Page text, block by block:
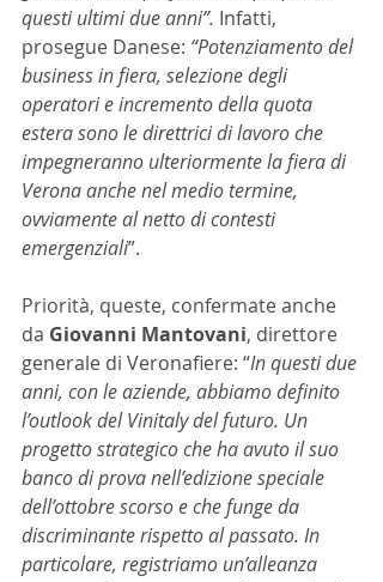
questi ultimi due anni”. Infatti,
prosegue Danese: “Potenziamento del
business in fiera, selezione degli
operatori e incremento della quota
estera sono le direttrici di lavoro che
impegneranno ulteriormente la fiera di
Verona anche nel medio termine,
ovviamente al netto di contesti
emergenziali”.
Priorità, queste, confermate anche
da Giovanni Mantovani, direttore
generale di Veronafiere: “In questi due
anni, con le aziende, abbiamo definito
l’outlook del Vinitaly del futuro. Un
progetto strategico che ha avuto il suo
banco di prova nell’edizione speciale
dell’ottobre scorso e che funge da
discriminante rispetto al passato. In
particolare, registriamo un’alleanza